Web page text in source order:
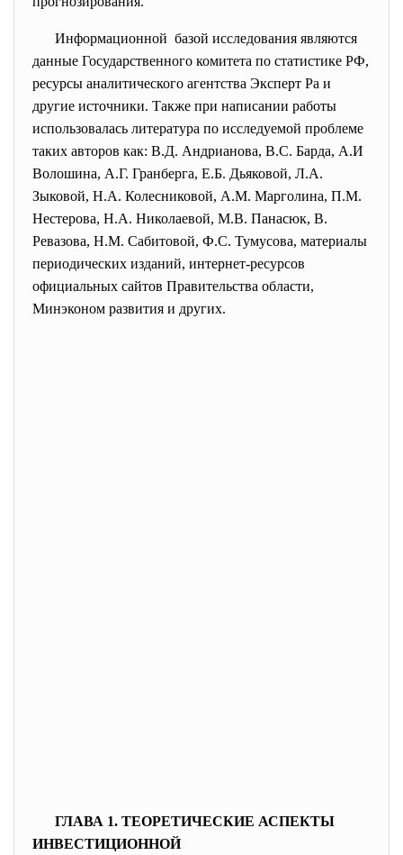
Информационной базой исследования являются
данные Государственного комитета по статистике РФ,
ресурсы аналитического агентства Эксперт Ра и
другие источники. Также при написании работы
использовалась литература по исследуемой проблеме
таких авторов как: В.Д. Андрианова, B.C. Барда, А.И
Волошина, А.Г. Гранберга, Е.Б. Дьяковой, Л.А.
Зыковой, Н.А. Колесниковой, A.M. Марголина, П.М.
Нестерова, Н.А. Николаевой, М.В. Панасюк, В.
Ревазова, Н.М. Сабитовой, Ф.С. Тумусова, материалы
периодических изданий, интернет-ресурсов
официальных сайтов Правительства области,
Минэконом развития и других.
ГЛАВА 1. ТЕОРЕТИЧЕСКИЕ АСПЕКТЫ
ИНВЕСТИЦИОННОЙ